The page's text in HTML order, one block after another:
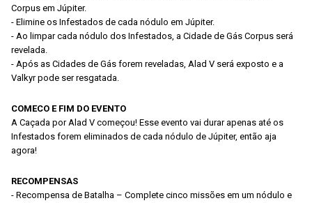
Corpus em Júpiter.
- Elimine os Infestados de cada nódulo em Júpiter.
- Ao limpar cada nódulo dos Infestados, a Cidade de Gás Corpus será
revelada.
- Após as Cidades de Gás forem reveladas, Alad V será exposto e a
Valkyr pode ser resgatada.
COMECO E FIM DO EVENTO
A Caçada por Alad V começou! Esse evento vai durar apenas até os
Infestados forem eliminados de cada nódulo de Júpiter, então aja
agora!
RECOMPENSAS
- Recompensa de Batalha – Complete cinco missões em um nódulo e